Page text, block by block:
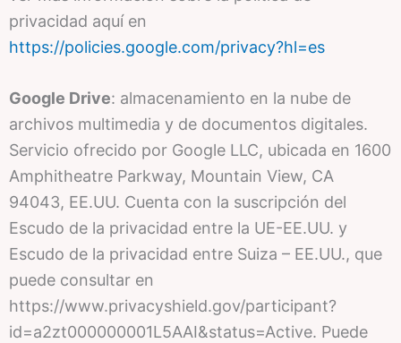
privacidad aquí en
https://policies.google.com/privacy?hl=es
Google Drive: almacenamiento en la nube de
archivos multimedia y de documentos digitales.
Servicio ofrecido por Google LLC, ubicada en 1600
Amphitheatre Parkway, Mountain View, CA
94043, EE.UU. Cuenta con la suscripción del
Escudo de la privacidad entre la UE-EE.UU. y
Escudo de la privacidad entre Suiza – EE.UU., que
puede consultar en
https://www.privacyshield.gov/participant?
id=a2zt000000001L5AAI&status=Active. Puede